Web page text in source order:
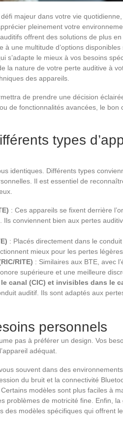
majeur dans votre vie
pleinement votre
offrent des solutions de plus
une multitude d’options disponibles
s’adapte le mieux à vos besoins
la nature de votre perte auditive à
des appareils.
de prendre une décision
de fonctionnalités avancées, le bon
types
identiques. Différents types
Il est essentiel de
: Ces appareils se fixent derrière
Ils conviennent bien aux pertes
: Placés directement dans le
mieux pour les pertes
RITE) : Similaires aux BTE, avec
supérieure et une meilleure
canal (CIC) et invisibles dans le
auditif. Ils sont adaptés aux
personnels
pas à préférer un design. Vos
adéquat.
souvent dans des
du bruit et la connectivité
modèles sont plus faciles à
problèmes de motricité fine. Enfin,
des modèles spécifiques qui offrent